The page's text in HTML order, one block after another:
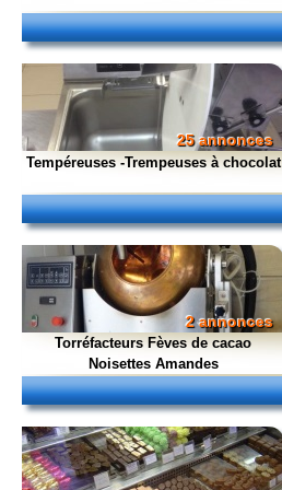
25 annonces
Tempéreuses -Trempeuses à chocolat
2 annonces
Torréfacteurs Fèves de cacao
Noisettes Amandes